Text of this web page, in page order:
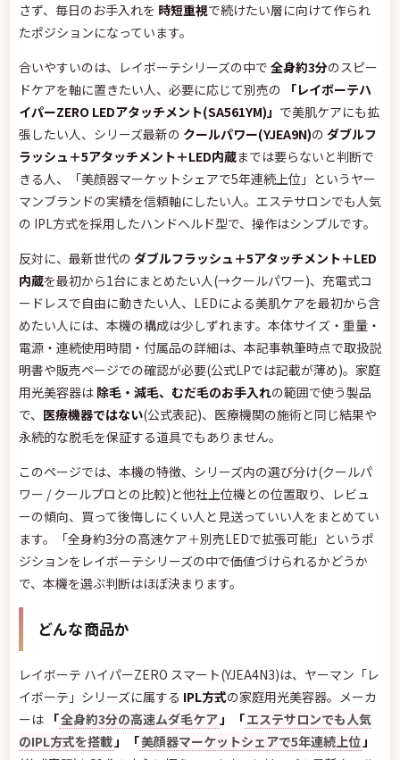
さず、毎日のお手入れを 時短重視で続けたい層に向けて作られ
たポジションになっています。
合いやすいのは、レイボーテシリーズの中で 全身約3分のスピー
ドケアを軸に置きたい人、必要に応じて別売の
「レイボーテハ
イパーZERO LEDアタッチメント(SA561YM)」 で美肌ケアにも拡
張したい人、シリーズ最新の クールパワー(YJEA9N)の ダブルフ
ラッシュ＋5アタッチメント＋LED内蔵までは要らないと判断で
きる人、「美顔器マーケットシェアで5年連続上位」というヤー
マンブランドの実績を信頼軸にしたい人。エステサロンでも人気
の IPL方式を採用したハンドヘルド型で、操作はシンプルです。
反対に、最新世代の ダブルフラッシュ＋5アタッチメント＋LED
内蔵を最初から1台にまとめたい人(→クールパワー)、充電式コ
ードレスで自由に動きたい人、LEDによる美肌ケアを最初から含
めたい人には、本機の構成は少しずれます。本体サイズ・重量・
電源・連続使用時間・付属品の詳細は、本記事執筆時点で取扱説
明書や販売ページでの確認が必要(公式LPでは記載が薄め)。家庭
用光美容器は 除毛・減毛、むだ毛のお手入れの範囲で使う製品
で、 医療機器ではない(公式表記)、医療機関の施術と同じ結果や
永続的な脱毛を保証する道具でもありません。
このページでは、本機の特徴、シリーズ内の選び分け(クールパ
ワー / クールプロとの比較)と他社上位機との位置取り、レビュ
ーの傾向、買って後悔しにくい人と見送っていい人をまとめてい
ます。「全身約3分の高速ケア＋別売LEDで拡張可能」というポ
ジションをレイボーテシリーズの中で価値づけられるかどうか
で、本機を選ぶ判断はほぼ決まります。
どんな商品か
レイボーテ ハイパーZERO スマート(YJEA4N3)は、ヤーマン「レ
イボーテ」シリーズに属する IPL方式の家庭用光美容器。メーカ
ーは 「全身約3分の高速ムダ毛ケア」「エステサロンでも人気
のIPL方式を搭載」「美顔器マーケットシェアで5年連続上位」